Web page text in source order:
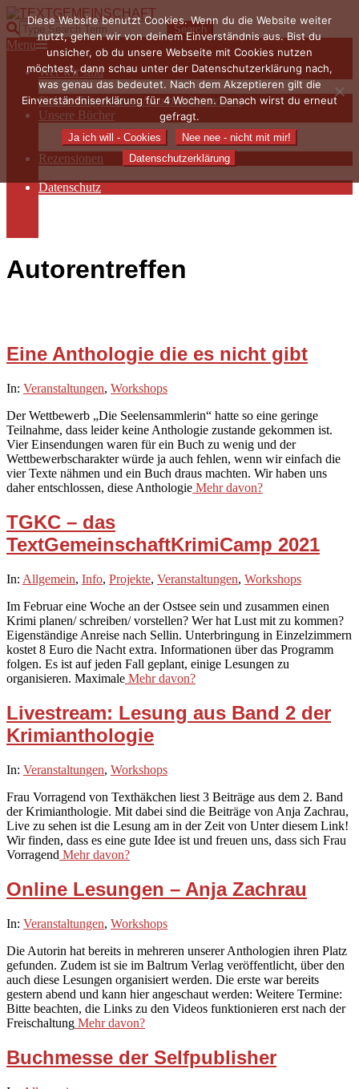
Skip
to
content
TEXTGEMEINSCHAFT
Search
Primary
Navigation
Menu
Menu
Wer wir sind
Die Hauptakteurinnen
Sieben Fragen an… / Autoreninterviews
Unsere Bücher
Autorenservices
Autorenprofile
Rezensionen
Datenschutz
Autorentreffen
Eine Anthologie die es nicht gibt
2021-
03
In: Veranstaltungen, Workshops
Der Wettbewerb „Die Seelensammlerin“ hatte so eine geringe
Teilnahme, dass leider keine Anthologie zustande gekommen ist.
Vier Einsendungen waren für ein Buch zu wenig und der
Wettbewerbscharakter würde ja auch fehlen, wenn wir einfach die
vier Texte nähmen und ein Buch draus machten. Wir haben uns
daher entschlossen, diese Anthologie Mehr davon?
TGKC – das
TextGemeinschaftKrimiCamp 2021
2020-
12
In: Allgemein, Info, Projekte, Veranstaltungen, Workshops
Im Februar eine Woche an der Ostsee sein und zusammen einen
Krimi planen/ schreiben/ vorstellen? Wer hat Lust mit zu kommen?
Eigenständige Anreise nach Sellin. Unterbringung in Einzelzimmern
kostet 8 Euro die Nacht extra. Informationen über das Programm
folgen. Es ist auf jeden Fall geplant, einige Lesungen zu
organisieren. Maximale Mehr davon?
Livestream: Lesung aus Band 2 der
Krimianthologie
2020-
24
In: Veranstaltungen, Workshops
Frau Vorragend von Texthäkchen liest 3 Beiträge aus dem 2. Band
der Krimianthologie. Mit dabei sind die Beiträge von Anja Zachrau,
Live zu sehen ist die Lesung am in der Zeit von Unter diesem Link!
Wir finden, dass es eine gute Idee ist und freuen uns, dass sich Frau
Vorragend Mehr davon?
Online Lesungen – Anja Zachrau
2020-
14
In: Veranstaltungen, Workshops
Die Autorin hat bereits in mehreren unserer Anthologien ihren Platz
gefunden. Zudem ist sie im Baltrum Verlag veröffentlicht, über den
auch diese Lesungen organisiert werden. Die erste war bereits
gestern abend und kann hier angeschaut werden: Weitere Termine:
Bitte beachten, die Links zu den Videos funktionieren erst nach der
Freischaltung Mehr davon?
Buchmesse der Selfpublisher
Diese Website benutzt Cookies. Wenn du die Website weiter
nutzt, gehen wir von deinem Einverständnis aus. Bist du
unsicher, ob du unsere Webseite mit Cookies nutzen
möchtest, dann schau unter der Datenschutzerklärung nach,
was genau das bedeutet. Nach dem Akzeptieren gilt die
Einverständniserklärung für 4 Wochen. Danach wirst du erneut
gefragt.
Ja ich will - Cookies
Nee nee - nicht mit mir!
Datenschutzerklärung